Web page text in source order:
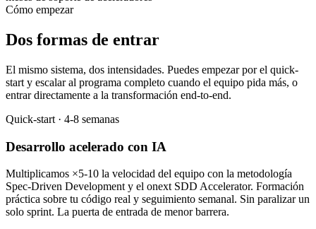
Cómo empezar
Dos formas de entrar
El mismo sistema, dos intensidades. Puedes empezar por el quick-
start y escalar al programa completo cuando el equipo pida más, o
entrar directamente a la transformación end-to-end.
Quick-start · 4-8 semanas
Desarrollo acelerado con IA
Multiplicamos ×5-10 la velocidad del equipo con la metodología
Spec-Driven Development y el onext SDD Accelerator. Formación
práctica sobre tu código real y seguimiento semanal. Sin paralizar un
solo sprint. La puerta de entrada de menor barrera.